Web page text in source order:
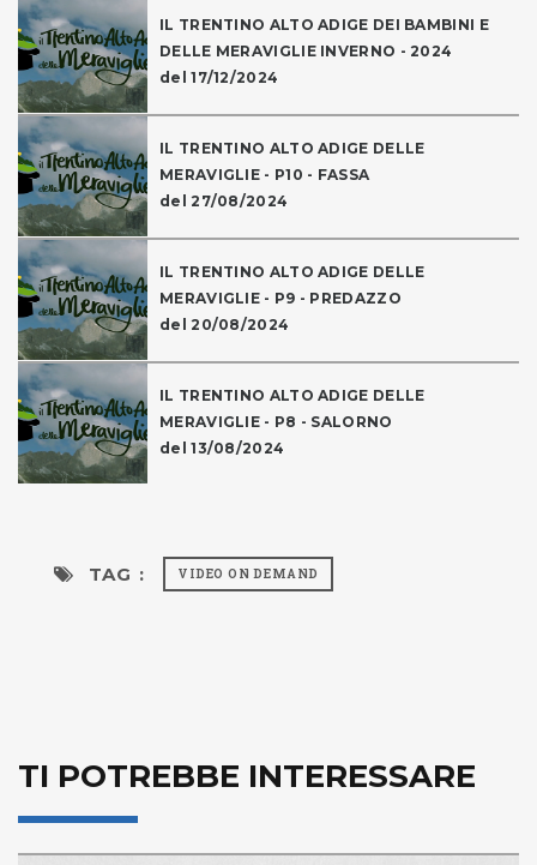
IL TRENTINO ALTO ADIGE DEI BAMBINI E
DELLE MERAVIGLIE INVERNO - 2024
del 17/12/2024
IL TRENTINO ALTO ADIGE DELLE
MERAVIGLIE - P10 - FASSA
del 27/08/2024
IL TRENTINO ALTO ADIGE DELLE
MERAVIGLIE - P9 - PREDAZZO
del 20/08/2024
IL TRENTINO ALTO ADIGE DELLE
MERAVIGLIE - P8 - SALORNO
del 13/08/2024
TAG : VIDEO ON DEMAND
TI POTREBBE INTERESSARE